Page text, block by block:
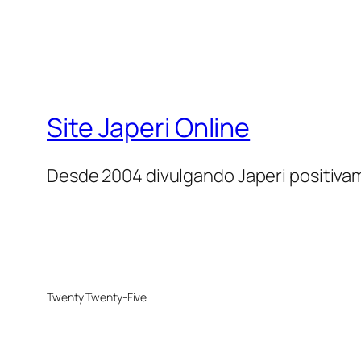
Site Japeri Online
Desde 2004 divulgando Japeri
Twenty Twenty-Five